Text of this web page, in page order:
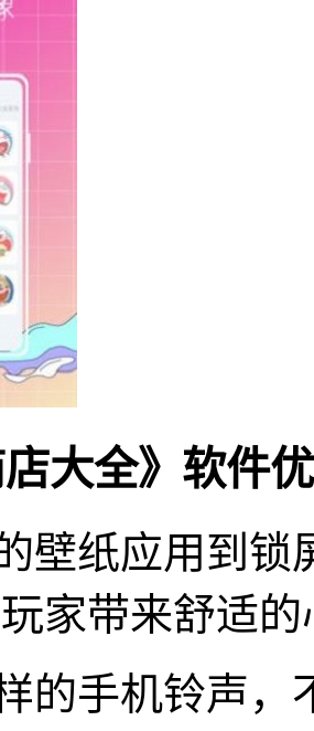
店大全》软件
壁纸应用到
家带来舒适
的手机铃声